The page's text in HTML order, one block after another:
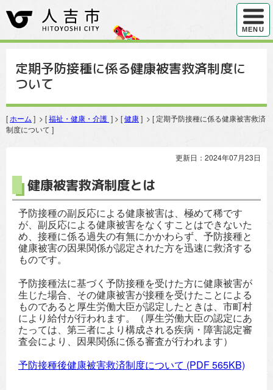
ハンバ
MENU
定期予防接種に係る健康被害救済制度に
ついて
[ ホーム ] > [福祉・健康・介護 ] > [健康] > [ 定期予防接種に係る健康被害救済
制度について ]
更新日：2024年07月23日
健康被害救済制度とは
予防接種の副反応による健康被害は、極めて稀です
が、副反応による健康被害をなくすことはできないた
め、接種に係る過失の有無にかかわらず、予防接種と
健康被害の因果関係が認定された方を迅速に救済する
ものです。
予防接種法に基づく予防接種を受けた方に健康被害が
生じた場合、その健康被害が接種を受けたことによる
ものであると厚生労働大臣が認定したときは、市町村
により給付が行われます。（厚生労働大臣の認定にあ
たっては、第三者により構成される疾病・障害認定審
査会により、因果関係に係る審査が行われます）
予防接種後健康被害救済制度について (PDF 565KB)